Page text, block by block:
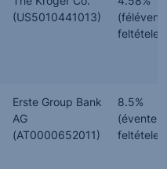
(US5010441013)
Erste Group Bank
AG
(AT0000652011)
8.5%
(évente,